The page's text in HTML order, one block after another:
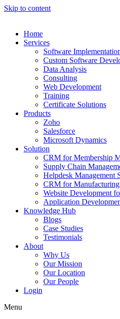
Skip to content
Home
Services
Software
Custom Software
Data Analysis
Consulting
Web Development
Training
Certificate Solutions
Products
Zoho
Salesforce
Microsoft Dynamics
Solution
CRM for Membership
Supply Chain
Helpdesk Management
CRM for Manufacturing
Website Development
Application
Knowledge Hub
Blogs
Case Studies
Testimonials
About
Why Us
Our Mission
Our Location
Our People
Login
Menu